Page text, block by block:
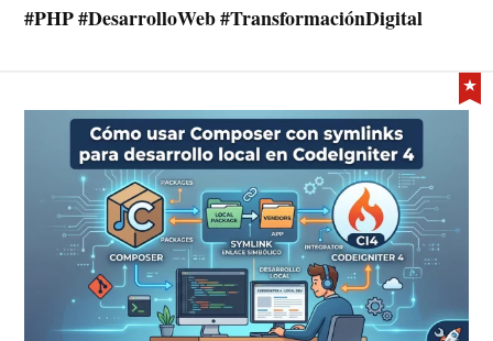
#PHP #DesarrolloWeb #TransformaciónDigital